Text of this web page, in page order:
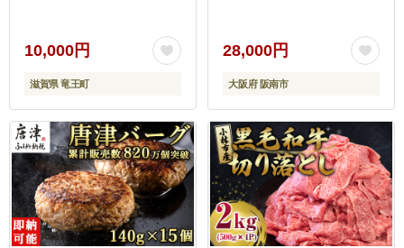
10,000円
滋賀県 竜王町
28,000円
大阪府 阪南市